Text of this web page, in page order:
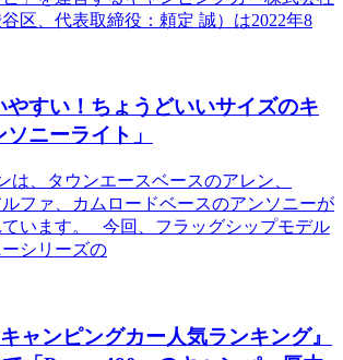
谷区、代表取締役：頼定 誠）は2022年8
やすい！ちょうどいいサイズのキ
ニーライト」
は、タウンエースベースのアレン、
ファ、カムロードベースのアンソニーが
います。 今回、フラッグシップモデル
シリーズの
ャンピングカー人気ランキング』